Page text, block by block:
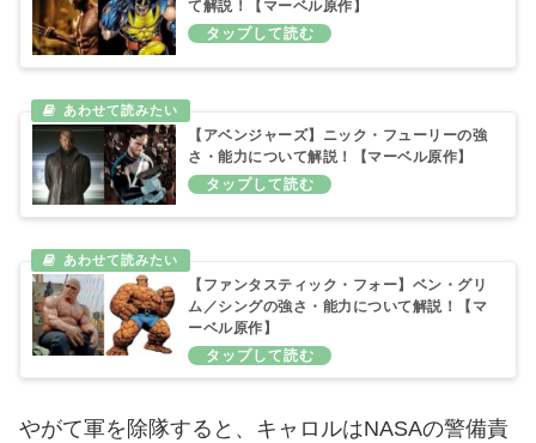
て解説！【マーベル原作】
【アベンジャーズ】ニック・フューリーの強
さ・能力について解説！【マーベル原作】
【ファンタスティック・フォー】ベン・グリ
ム／シングの強さ・能力について解説！【マ
ーベル原作】
やがて軍を除隊すると、キャロルはNASAの警備責